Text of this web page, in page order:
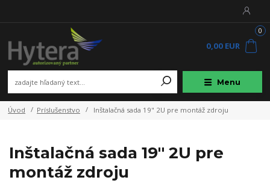
Menu
0
0,00 EUR
Úvod Príslušenstvo Inštalačná sada 19" 2U pre montáž zdroju
Inštalačná sada 19" 2U pre
montáž zdroju